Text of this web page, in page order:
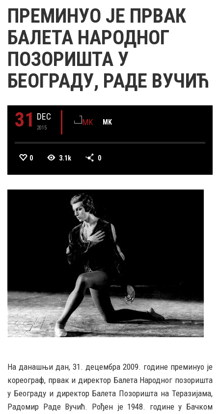
ПРЕМИНУО ЈЕ ПРВАК
БАЛЕТА НАРОДНОГ
ПОЗОРИШТА У
БЕОГРАДУ, РАДЕ ВУЧИЋ
31 DEC
2015
MK
0 3.1k 0
На данашњи дан, 31. децембра 2009. године преминуо је
кореограф, првак и директор Балета Народног позоришта
у Београду и директор Балета Позоришта на Теразијама,
Радомир Раде Вучић. Рођен је 1948. године у Бачком